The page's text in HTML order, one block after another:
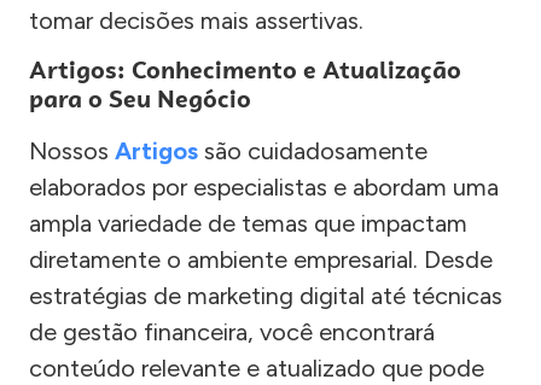
tomar decisões mais assertivas.
Artigos: Conhecimento e Atualização
para o Seu Negócio
Nossos Artigos são cuidadosamente
elaborados por especialistas e abordam uma
ampla variedade de temas que impactam
diretamente o ambiente empresarial. Desde
estratégias de marketing digital até técnicas
de gestão financeira, você encontrará
conteúdo relevante e atualizado que pode